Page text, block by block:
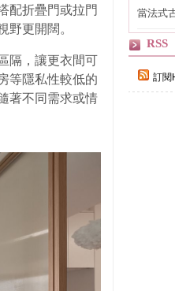
配折疊門或拉門
野更開闊。
隔，讓更衣間可
等隱私性較低的
著不同需求或情
當法式
RSS
訂閱